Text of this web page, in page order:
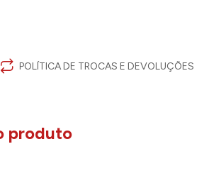
POLÍTICA DE TROCAS E DEVOLUÇÕES
produto